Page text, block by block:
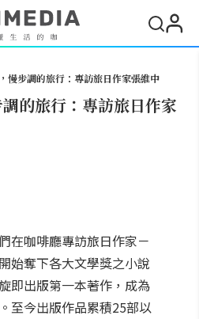
慢步調的旅行：專訪旅日作家張維中
的旅行：專訪旅日作家
在咖啡廳專訪旅日作家－
始奪下各大文學獎之小說
即出版第一本著作，成為
至今出版作品累積25部以